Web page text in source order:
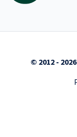
© 2012 -